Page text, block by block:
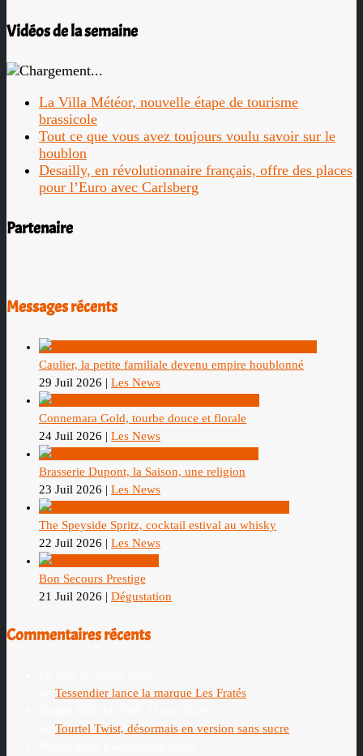
Vidéos de la semaine
La Villa Météor, nouvelle étape de tourisme
brassicole
Tout ce que vous avez toujours voulu savoir sur le
houblon
Desailly, en révolutionnaire français, offre des places
pour l’Euro avec Carlsberg
Partenaire
Messages récents
Caulier, la petite familiale devenu empire houblonné
29 Juil 2026 | Les News
Connemara Gold, tourbe douce et florale
24 Juil 2026 | Les News
Brasserie Dupont, la Saison, une religion
23 Juil 2026 | Les News
The Speyside Spritz, cocktail estival au whisky
22 Juil 2026 | Les News
Bon Secours Prestige
21 Juil 2026 | Dégustation
Commentaires récents
Tessendier lance la marque Les Fratés
Tourtel Twist, désormais en version sans sucre